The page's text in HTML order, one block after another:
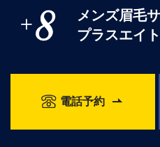
メンズ眉毛
プラスエイト
電話予約